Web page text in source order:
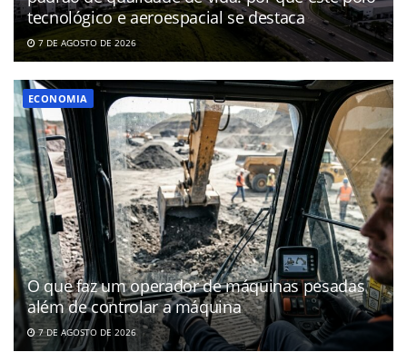
tecnológico e aeroespacial se destaca
7 DE AGOSTO DE 2026
ECONOMIA
O que faz um operador de máquinas pesadas
além de controlar a máquina
7 DE AGOSTO DE 2026